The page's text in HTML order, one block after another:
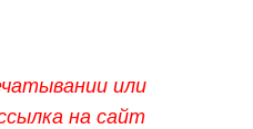
или
на сайт